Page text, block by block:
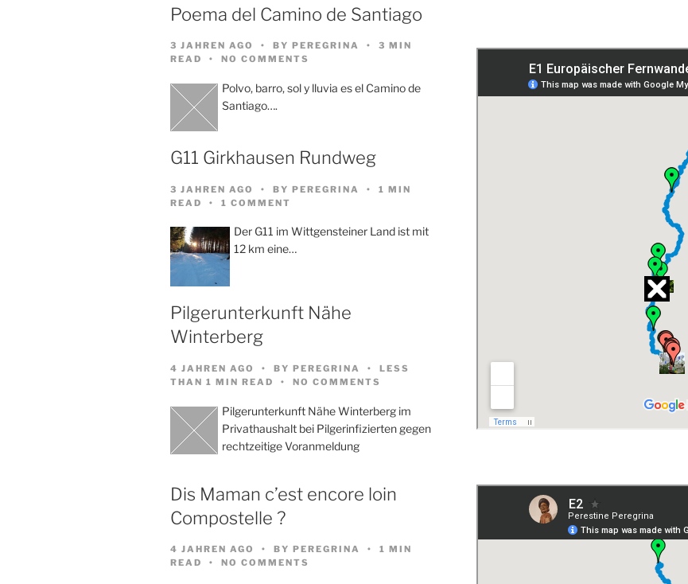
Poema del Camino de Santiago
3 JAHREN AGO BY PEREGRINA
3 MIN
READ
NO COMMENTS
Polvo, barro, sol y lluvia es el Camino de
Santiago….
G11 Girkhausen Rundweg
3 JAHREN AGO BY PEREGRINA
1 MIN
READ
1 COMMENT
Der G11 im Wittgensteiner Land ist mit
12 km eine…
Pilgerunterkunft Nähe
Winterberg
4 JAHREN AGO BY PEREGRINA
LESS
THAN 1 MIN READ
NO COMMENTS
Pilgerunterkunft Nähe Winterberg im
Privathaushalt bei Pilgerinfizierten gegen
rechtzeitige Voranmeldung
Dis Maman c’est encore loin
Compostelle ?
4 JAHREN AGO BY PEREGRINA
1 MIN
READ
NO COMMENTS